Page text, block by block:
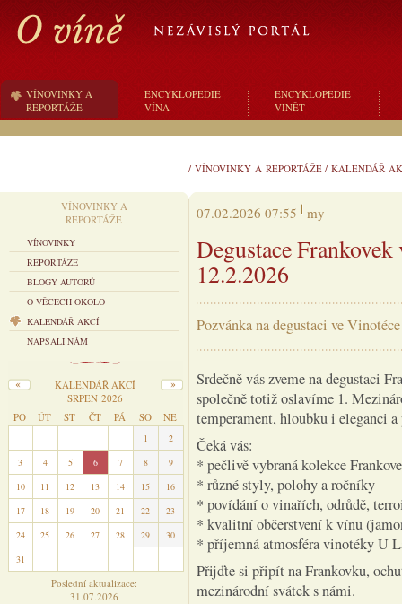
VÍNOVINKY A
REPORTÁŽE
ENCYKLOPEDIE
VÍNA
ENCYKLOPEDIE
VINĚT
/ VÍNOVINKY A REPORTÁŽE / KALENDÁŘ
VÍNOVINKY A
REPORTÁŽE
VÍNOVINKY
REPORTÁŽE
BLOGY AUTORŮ
O VĚCECH OKOLO
KALENDÁŘ AKCÍ
NAPSALI NÁM
KALENDÁŘ AKCÍ
SRPEN 2026
PO
ÚT ST ČT PÁ SO NE
1
2
3
4 5 6 7 8
9
10
11 12 13 14 15
16
17
18 19 20 21 22
23
24
25 26 27 28 29
30
31
Poslední aktualizace:
31.07.2026
07.02.2026 07:55 my
Degustace
12.2.2026
Pozvánka na degustaci ve
Srdečně vás zveme na degustaci
společně totiž oslavíme 1.
temperament, hloubku i eleganci
Čeká vás:
* pečlivě vybraná kolekce
* různé styly, polohy a ročníky
* povídání o vinařích, odrůdě,
* kvalitní občerstvení k vínu
* příjemná atmosféra vinotéky U
Přijďte si připít na Frankovku,
mezinárodní svátek s námi.